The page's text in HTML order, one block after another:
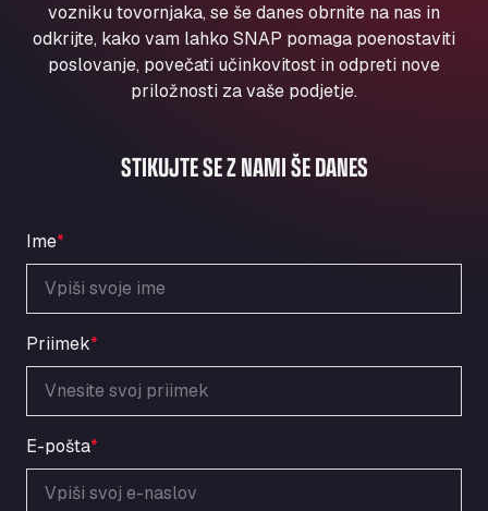
Ul. Torunska 147, 85884
Aqua Ariva GmbH
Marie-Curie-Straße 24, 68219
Aral Autohof Bockel
ARAL Autohof Bockenem
Oppelner Str. 1, 31167
ARAL Autohof Preis
Schellweilerstraße 1, 66871
ARAL Tankstelle - XXL Truckwash.de
GmbH
Obernburger Str. 127, 63811
Ardleigh South Services
a120 westbound, CO77SL
Area 47 Hermanos Rico
Autovia A4 km 47, 28300
vozniku tovornjaka, se še danes obrnite na nas in
odkrijte, kako vam lahko SNAP pomaga poenostaviti
poslovanje, povečati učinkovitost in odpreti nove
priložnosti za vaše podjetje.
STIKUJTE SE Z NAMI ŠE DANES
Ime*
Priimek*
E-pošta*